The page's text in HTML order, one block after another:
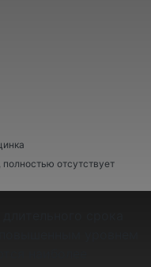
отсутствует